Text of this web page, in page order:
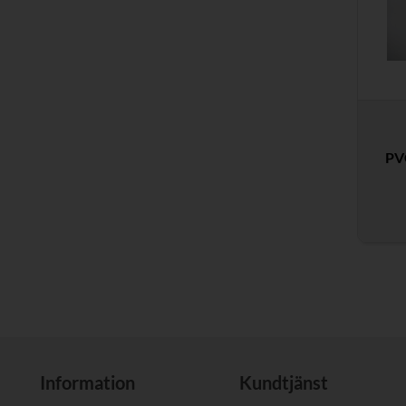
Information Kundtjänst